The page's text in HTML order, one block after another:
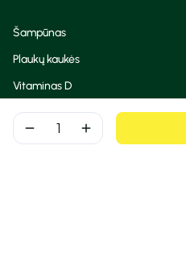
remove add
Šampūnas
Plaukų kaukės
Vitaminas D
Korėjietiška kosmetika
Dezodorantas